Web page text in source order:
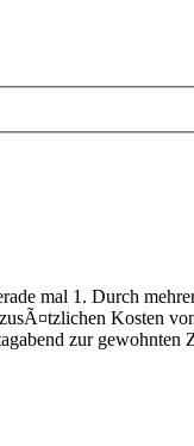
mal 1. Durch
Kosten
zur gewohnten